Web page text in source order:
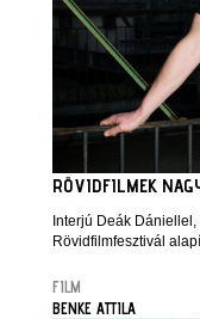
RÖVIDFILMEK
Interjú Deák
Rövidfilmfesztivál
FILM
BENKE ATTILA